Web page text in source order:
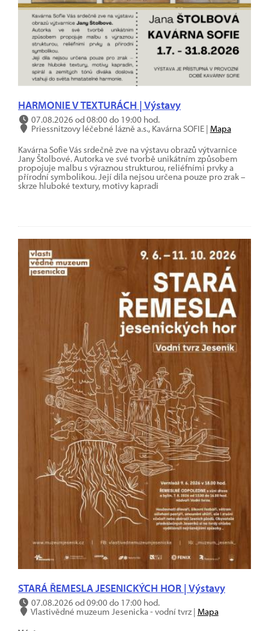
HARMONIE V TEXTURÁCH | Výstavy
07.08.2026 od 08:00 do 19:00 hod.
Priessnitzovy léčebné lázně a.s., Kavárna SOFIE | Mapa
Kavárna Sofie Vás srdečně zve na výstavu obrazů výtvarnice
Jany Štolbové. Autorka ve své tvorbě unikátním způsobem
propojuje malbu s výraznou strukturou, reliéfními prvky a
přírodní symbolikou. Její díla nejsou určena pouze pro zrak –
skrze hluboké textury, motivy kapradi
STARÁ ŘEMESLA JESENICKÝCH HOR | Výstavy
07.08.2026 od 09:00 do 17:00 hod.
Vlastivědné muzeum Jesenicka - vodní tvrz | Mapa